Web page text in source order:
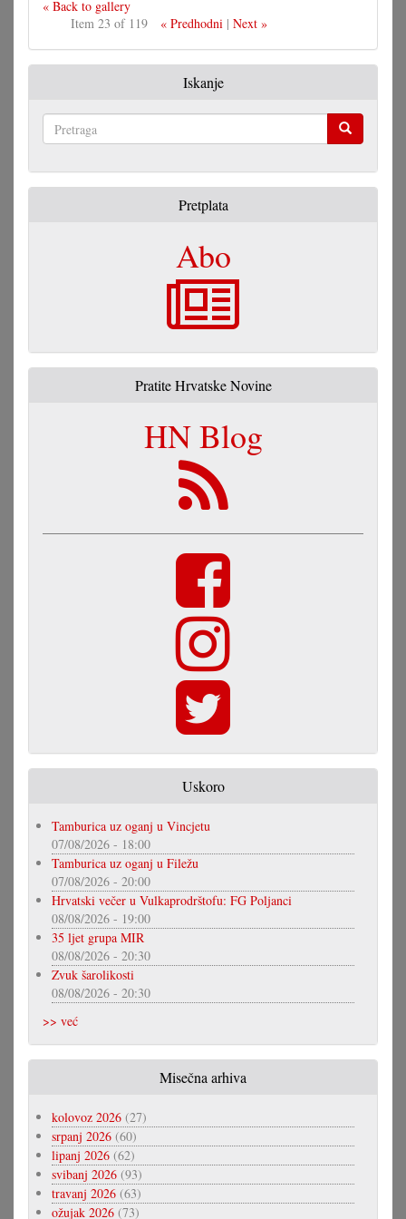
« Back to gallery
Item 23 of 119
« Predhodni| Next »
Iskanje
Pretplata
Abo
Pratite Hrvatske Novine
HN Blog
Uskoro
Tamburica uz oganj u Vincjetu
07/08/2026 - 18:00
Tamburica uz oganj u Filežu
07/08/2026 - 20:00
Hrvatski večer u Vulkaprodrštofu: FG Poljanci
08/08/2026 - 19:00
35 ljet grupa MIR
08/08/2026 - 20:30
Zvuk šarolikosti
08/08/2026 - 20:30
>> već
Misečna arhiva
kolovoz 2026 (27)
srpanj 2026 (60)
lipanj 2026 (62)
svibanj 2026 (93)
travanj 2026 (63)
ožujak 2026 (73)